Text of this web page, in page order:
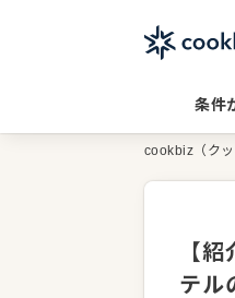
条件
cookbiz（ク
【
テル